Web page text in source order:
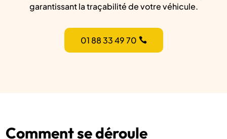
garantissant la traçabilité de votre véhicule.
01 88 33 49 70
Comment se déroule